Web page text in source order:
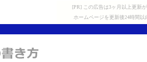
[PR] この広告は3ヶ月以上更新
ホームページを更新後24時間以